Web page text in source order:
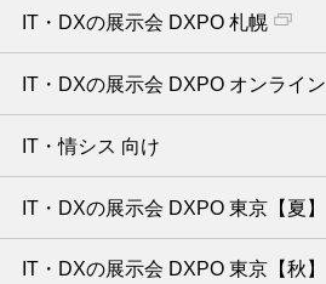
IT・DXの展示会 DXPO 札幌
IT・DXの展示会 DXPO オンライン
IT・情シス 向け
IT・DXの展示会 DXPO 東京【夏】
IT・DXの展示会 DXPO 東京【秋】